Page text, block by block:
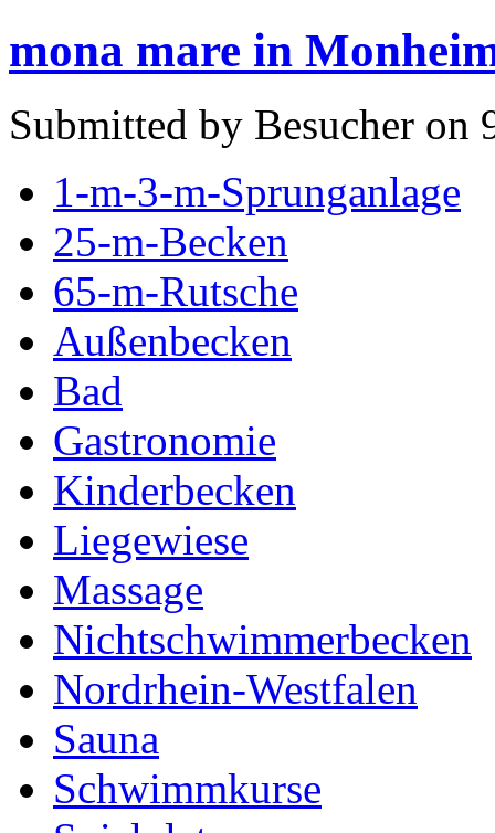
mona mare in
Submitted by Besucher on
1-m-3-m-Sprunganlage
25-m-Becken
65-m-Rutsche
Außenbecken
Bad
Gastronomie
Kinderbecken
Liegewiese
Massage
Nichtschwimmerbecken
Nordrhein-Westfalen
Sauna
Schwimmkurse